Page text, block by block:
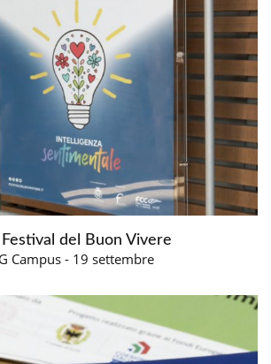
Festival del Buon Vivere
Campus - 19 settembre